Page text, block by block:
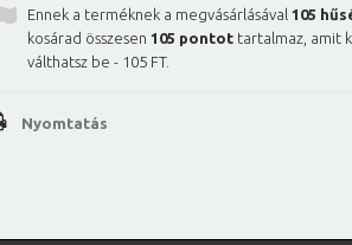
Ennek a terméknek a megvásárlásával 105
kosárad összesen 105 pontot tartalmaz, amit
válthatsz be - 105 FT.
Nyomtatás